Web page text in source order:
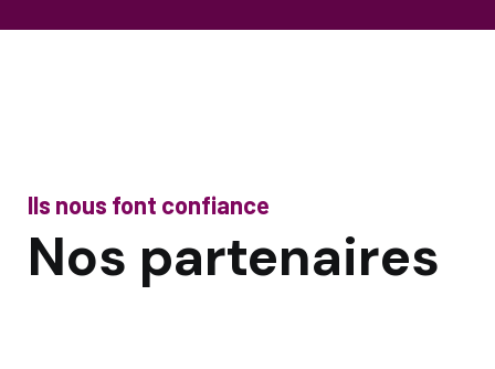
Ils nous font confiance
Nos partenaires